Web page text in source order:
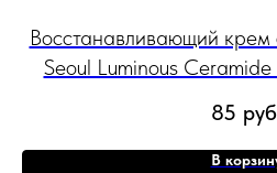
Восстанавливающий
Seoul Luminous
85
В